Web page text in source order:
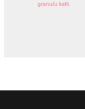
granulu katli